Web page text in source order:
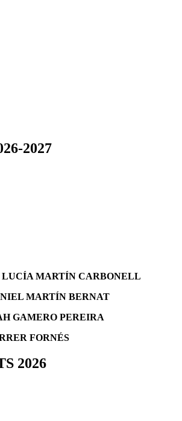
2027
LUCÍA MARTÍN CARBONELL
MARTÍN BERNAT
GAMERO PEREIRA
FORNÉS
2026